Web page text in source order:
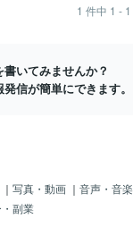
1 件中 1 - 1
いてみませんか？
信が簡単にできます。
｜ 写真・動画 ｜ 音声・音楽
副業